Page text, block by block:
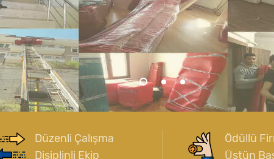
Düzenli Çalışma
Disiplinli Ekip
Ödüllü
Üstün